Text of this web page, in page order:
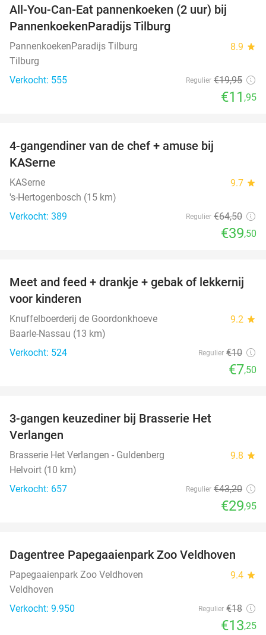
All-You-Can-Eat pannenkoeken (2 uur) bij
PannenkoekenParadijs Tilburg
PannenkoekenParadijs Tilburg 8.9 star
Tilburg
Verkocht: 555
Regulier €19,95
€11 ,95
4-gangendiner van de chef + amuse bij
KASerne
KASerne 9.7 star
's-Hertogenbosch (15 km)
Verkocht: 389
Regulier €64,50
€39,50
25%
Meet and feed + drankje + gebak of lekkernij
voor kinderen
Knuffelboerderij de Goordonkhoeve 9.2 star
Baarle-Nassau (13 km)
Verkocht: 524
Regulier €10
€7,50
3-gangen keuzediner bij Brasserie Het
Verlangen
Brasserie Het Verlangen - Guldenberg 9.8 star
Helvoirt (10 km)
Verkocht: 657
Regulier €43,20
€29,95
26%
Dagentree Papegaaienpark Zoo Veldhoven
Papegaaienpark Zoo Veldhoven 9.4 star
Veldhoven
Verkocht: 9.950
Regulier €18
€13,25